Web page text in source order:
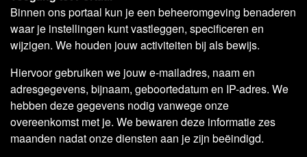
Binnen ons portaal kun je een beheeromgeving benaderen
waar je instellingen kunt vastleggen, specificeren en
wijzigen. We houden jouw activiteiten bij als bewijs.
Hiervoor gebruiken we jouw e-mailadres, naam en
adresgegevens, bijnaam, geboortedatum en IP-adres. We
hebben deze gegevens nodig vanwege onze
overeenkomst met je. We bewaren deze informatie zes
maanden nadat onze diensten aan je zijn beëindigd.